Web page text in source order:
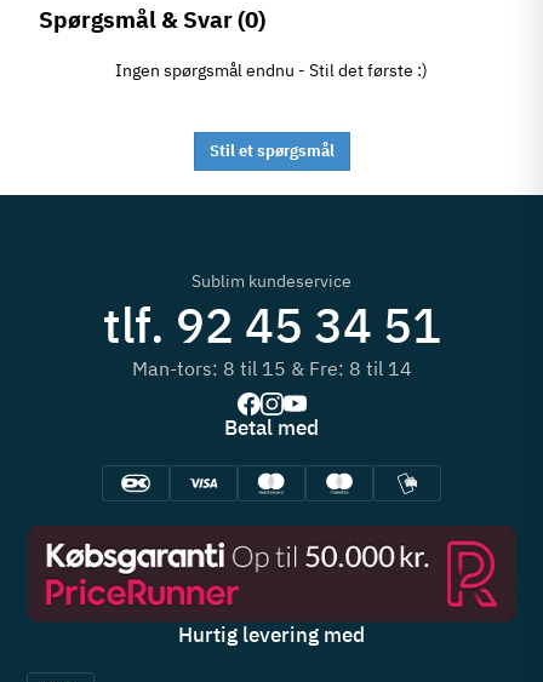
Spørgsmål & Svar(0)
Ingen spørgsmål endnu - Stil det første :)
Stil et spørgsmål
Sublim kundeservice
tlf. 92 45 34 51
Man-tors: 8 til 15 & Fre: 8 til 14
Betal med
Hurtig levering med